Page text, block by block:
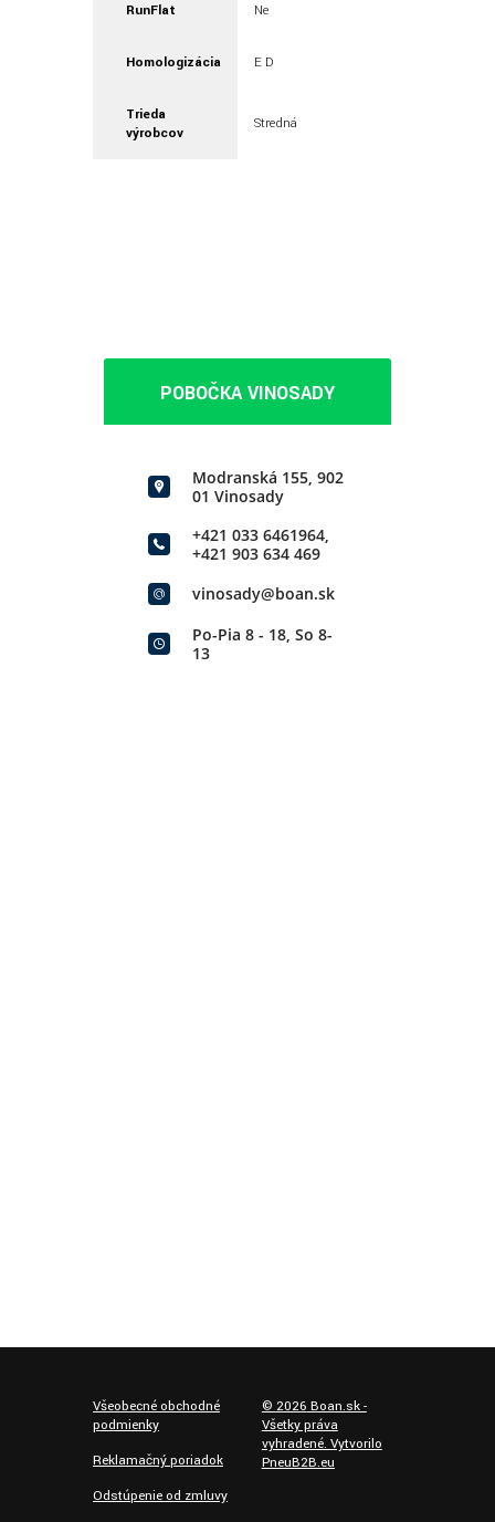
RunFlat Ne
Homologizácia E D
Trieda
výrobcov
Stredná
POBOČKA VINOSADY
Modranská 155, 902
01 Vinosady
+421 033 6461964,
+421 903 634 469
vinosady@boan.sk
Po-Pia 8 - 18, So 8-
13
Všeobecné obchodné
podmienky
Reklamačný poriadok
Odstúpenie od zmluvy
© 2026 Boan.sk -
Všetky práva
vyhradené. Vytvorilo
PneuB2B.eu